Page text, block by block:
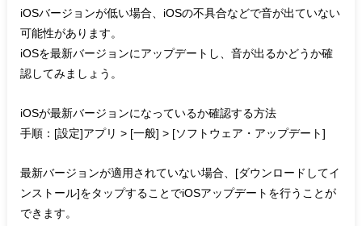
iOSバージョンが低い場合、iOSの不具合などで音が出ていない
可能性があります。
iOSを最新バージョンにアップデートし、音が出るかどうか確
認してみましょう。
iOSが最新バージョンになっているか確認する方法
手順：[設定]アプリ > [一般] > [ソフトウェア・アップデート]
最新バージョンが適用されていない場合、[ダウンロードしてイ
ンストール]をタップすることでiOSアップデートを行うことが
できます。